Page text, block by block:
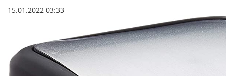
15.01.2022 03:33